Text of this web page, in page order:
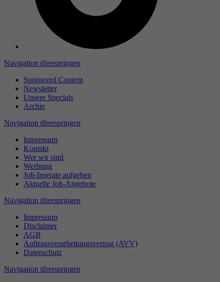
Navigation überspringen
Sponsored Content
Newsletter
Unsere Specials
Archiv
Navigation überspringen
Impressum
Kontakt
Wer wir sind
Werbung
Job-Inserate aufgeben
Aktuelle Job-Angebote
Navigation überspringen
Impressum
Disclaimer
AGB
Auftragsverarbeitungsvertrag (AVV)
Datenschutz
Navigation überspringen